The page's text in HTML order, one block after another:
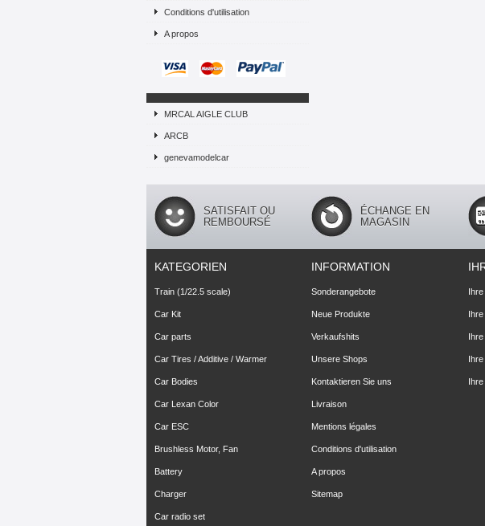
Conditions d'utilisation
A propos
MRCAL AIGLE CLUB
ARCB
genevamodelcar
SATISFAIT OU
REMBOURSÉ
ÉCHANGE EN
MAGASIN
KATEGORIEN
Train (1/22.5 scale)
Car Kit
Car parts
Car Tires / Additive / Warmer
Car Bodies
Car Lexan Color
Car ESC
Brushless Motor, Fan
Battery
Charger
Car radio set
INFORMATION
Sonderangebote
Neue Produkte
Verkaufshits
Unsere Shops
Kontaktieren Sie uns
Livraison
Mentions légales
Conditions d'utilisation
A propos
Sitemap